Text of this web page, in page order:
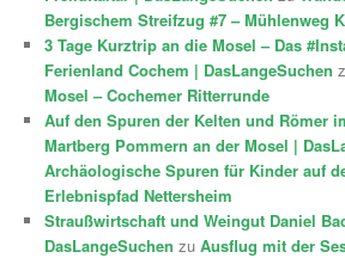
Bergischem Streifzug #7 – Mühlenweg
3 Tage Kurztrip an die Mosel – Das
Ferienland Cochem | DasLangeSuchen
Mosel – Cochemer Ritterrunde
Auf den Spuren der Kelten und Römer
Martberg Pommern an der Mosel |
Archäologische Spuren für Kinder auf
Erlebnispfad Nettersheim
Straußwirtschaft und Weingut Daniel
DasLangeSuchen zuAusflug mit der